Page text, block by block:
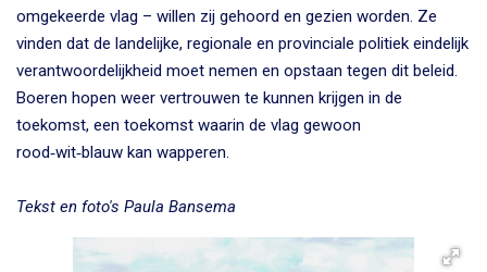
omgekeerde vlag – willen zij gehoord en gezien worden. Ze
vinden dat de landelijke, regionale en provinciale politiek eindelijk
verantwoordelijkheid moet nemen en opstaan tegen dit beleid.
Boeren hopen weer vertrouwen te kunnen krijgen in de
toekomst, een toekomst waarin de vlag gewoon
rood‑wit‑blauw kan wapperen.
Tekst en foto's Paula Bansema